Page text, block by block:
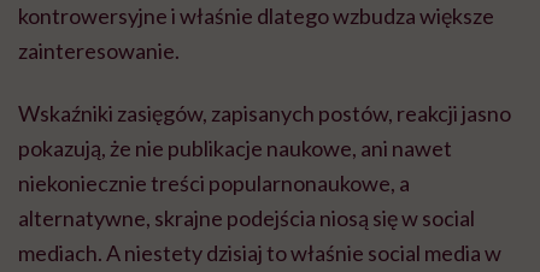
kontrowersyjne i właśnie dlatego wzbudza większe
zainteresowanie.
Wskaźniki zasięgów, zapisanych postów, reakcji jasno
pokazują, że nie publikacje naukowe, ani nawet
niekoniecznie treści popularnonaukowe, a
alternatywne, skrajne podejścia niosą się w social
mediach. A niestety dzisiaj to właśnie social media w